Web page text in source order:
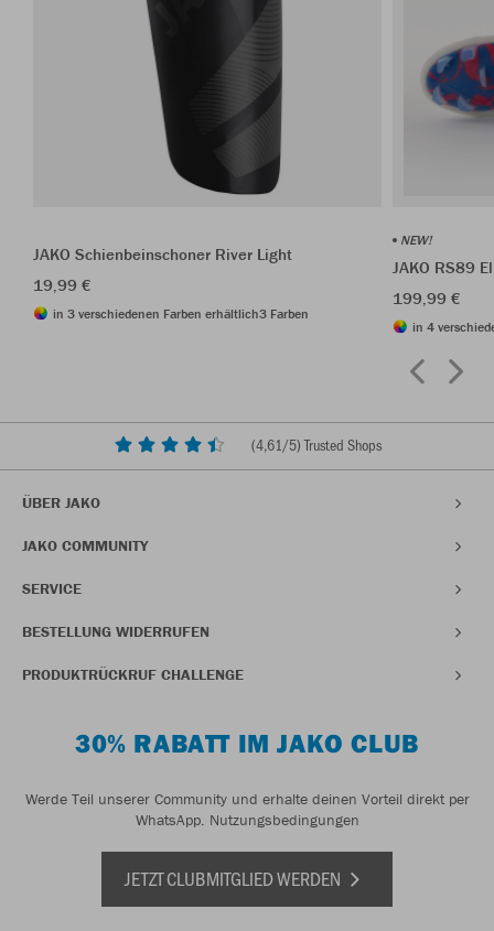
JAKO Schienbeinschoner River Light
19,99 €
in 3 verschiedenen Farben erhältlich3 Farben
NEW!
JAKO RS89
199,99 €
in 4
(4,61/5) Trusted Shops
ÜBER JAKO
JAKO COMMUNITY
SERVICE
BESTELLUNG WIDERRUFEN
PRODUKTRÜCKRUF CHALLENGE
30% RABATT IM JAKO CLUB
Werde Teil unserer Community und erhalte deinen Vorteil direkt per
WhatsApp. Nutzungsbedingungen
JETZT CLUBMITGLIED WERDEN